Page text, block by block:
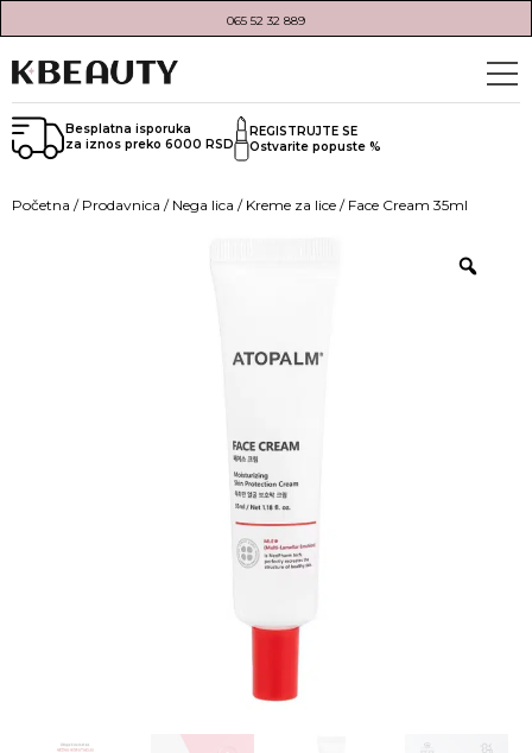
065 52 32 889
Besplatna isporuka
za iznos preko 6000 RSD
REGISTRUJTE SE
Ostvarite popuste %
Početna / Prodavnica / Nega lica / Kreme za lice / Face Cream 35ml